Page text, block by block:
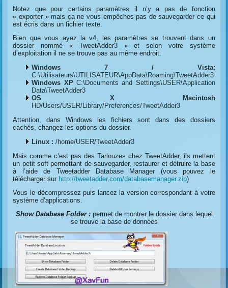
Notez que pour certains paramètres il n’y a pas de fonction
« exporter » mais ça ne vous empêches pas de sauvegarder ce qui
est écris dans un fichier texte.
Bien que vous ayez la v4, les paramètres se trouvent dans un
dossier nommé « TweetAdder3 » et selon votre système
d’exploitation il ne se trouve pas au même endroit.
Windows 7 / Vista:
C:\Utilisateurs\UTILISATEUR\AppData\Roaming\TweetAdder3
Windows XPC:\Documents and Settings\USER\Application
Data\TweetAdder3
OS X Macintosh
HD/Users/USER/Library/Preferences/TweetAdder3
Attention, dans Windows les fichiers sont dans des dossiers
cachés, changez les options du dossier.
Linux :/home/USER/TweetAdder3
Mais comme c’est pas des Tarlouzes chez TweetAdder, ils mettent
un petit soft permettant de sauvegarder, restaurer et détruire la base
à l’aide de Tweetadder Database Manager (vous pouvez le
télécharger sur http://tweetadder.com/databasemanager.zip)
Vous le décompressez puis lancez la version correspondant à votre
système d’applications.
Show Database Folder :permet de montrer le dossier dans lequel
se trouve la base de données